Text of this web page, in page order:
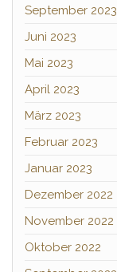
September 2023
Juni 2023
Mai 2023
April 2023
März 2023
Februar 2023
Januar 2023
Dezember 2022
November 2022
Oktober 2022